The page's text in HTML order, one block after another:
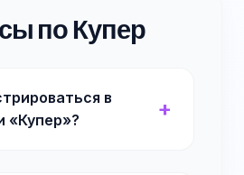
по Купер
в
«Купер»?